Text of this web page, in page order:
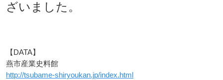
ざいました。
【DATA】
燕市産業史料館
http://tsubame-shiryoukan.jp/index.html